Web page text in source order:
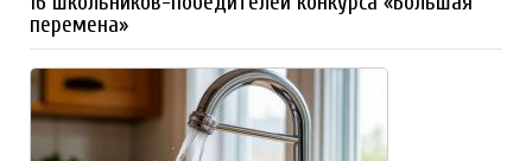
перемена»